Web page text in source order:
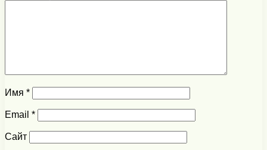
Имя *
Email *
Сайт